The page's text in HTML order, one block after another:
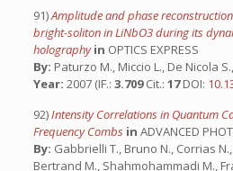
91)Amplitude and phase
bright-soliton in LiNbO3 during its
holographyin OPTICS EXPRESS
By: Paturzo M., Miccio L., De Nicola
Year: 2007 (IF.: 3.709Cit.: 17DOI:
92)Intensity Correlations in Quantum
Frequency Combs in ADVANCED
By: Gabbrielli T., Bruno N., Corrias
Bertrand M., Shahmohammadi M.,